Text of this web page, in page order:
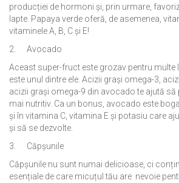
producției de hormoni și, prin urmare,
lapte. Papaya verde oferă, de asemenea,
vitaminele A, B, C și E!
2. Avocado
Aceast super-fruct este grozav pentru multe
este unul dintre ele. Acizii grași omega-3,
acizii grași omega-9 din avocado te ajută
mai nutritiv. Ca un bonus, avocado este
și în vitamina C, vitamina E și potasiu care
și să se dezvolte.
3. Căpșunile
Căpșunile nu sunt numai delicioase, ci
esențiale de care micuțul tău are nevoie